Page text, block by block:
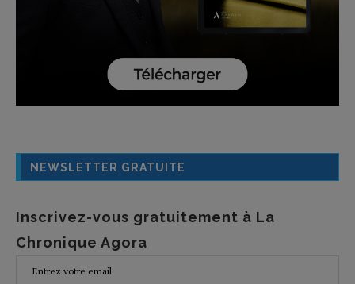
NEWSLETTER GRATUITE
Inscrivez-vous gratuitement à La
Chronique Agora